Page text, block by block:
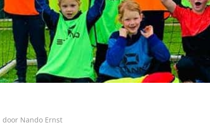
Nando Ernst